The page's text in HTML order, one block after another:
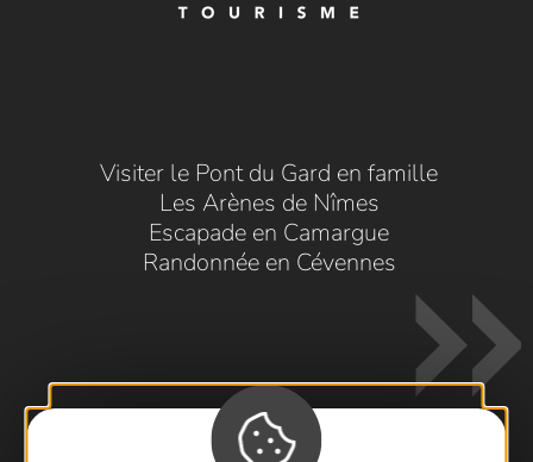
Visiter le Pont du Gard en famille
Les Arènes de Nîmes
Escapade en Camargue
Randonnée en Cévennes